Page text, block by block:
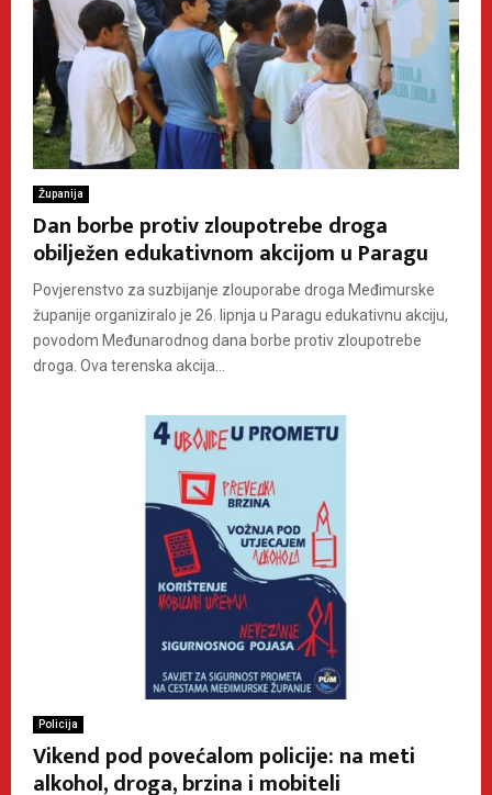
Županija
Dan borbe protiv zloupotrebe droga
obilježen edukativnom akcijom u Paragu
Povjerenstvo za suzbijanje zlouporabe droga Međimurske
županije organiziralo je 26. lipnja u Paragu edukativnu akciju,
povodom Međunarodnog dana borbe protiv zloupotrebe
droga. Ova terenska akcija...
Policija
Vikend pod povećalom policije: na meti
alkohol, droga, brzina i mobiteli